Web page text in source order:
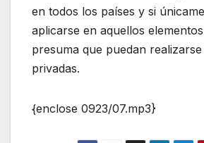
en todos los países y si
aplicarse en aquellos
presuma que puedan
privadas.
{enclose 0923/07.mp3}